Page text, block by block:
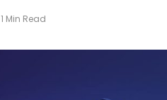
1 Min Read